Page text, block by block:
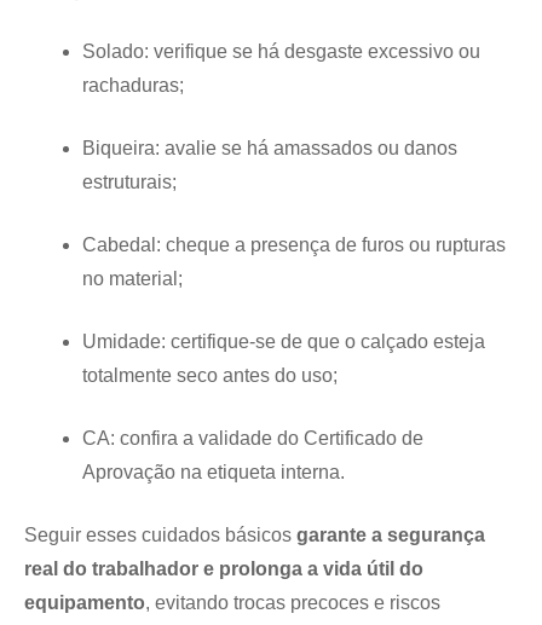
Solado: verifique se há desgaste excessivo ou
rachaduras;
Biqueira: avalie se há amassados ou danos
estruturais;
Cabedal: cheque a presença de furos ou rupturas
no material;
Umidade: certifique-se de que o calçado esteja
totalmente seco antes do uso;
CA: confira a validade do Certificado de
Aprovação na etiqueta interna.
Seguir esses cuidados básicos garante a segurança
real do trabalhador e prolonga a vida útil do
equipamento, evitando trocas precoces e riscos